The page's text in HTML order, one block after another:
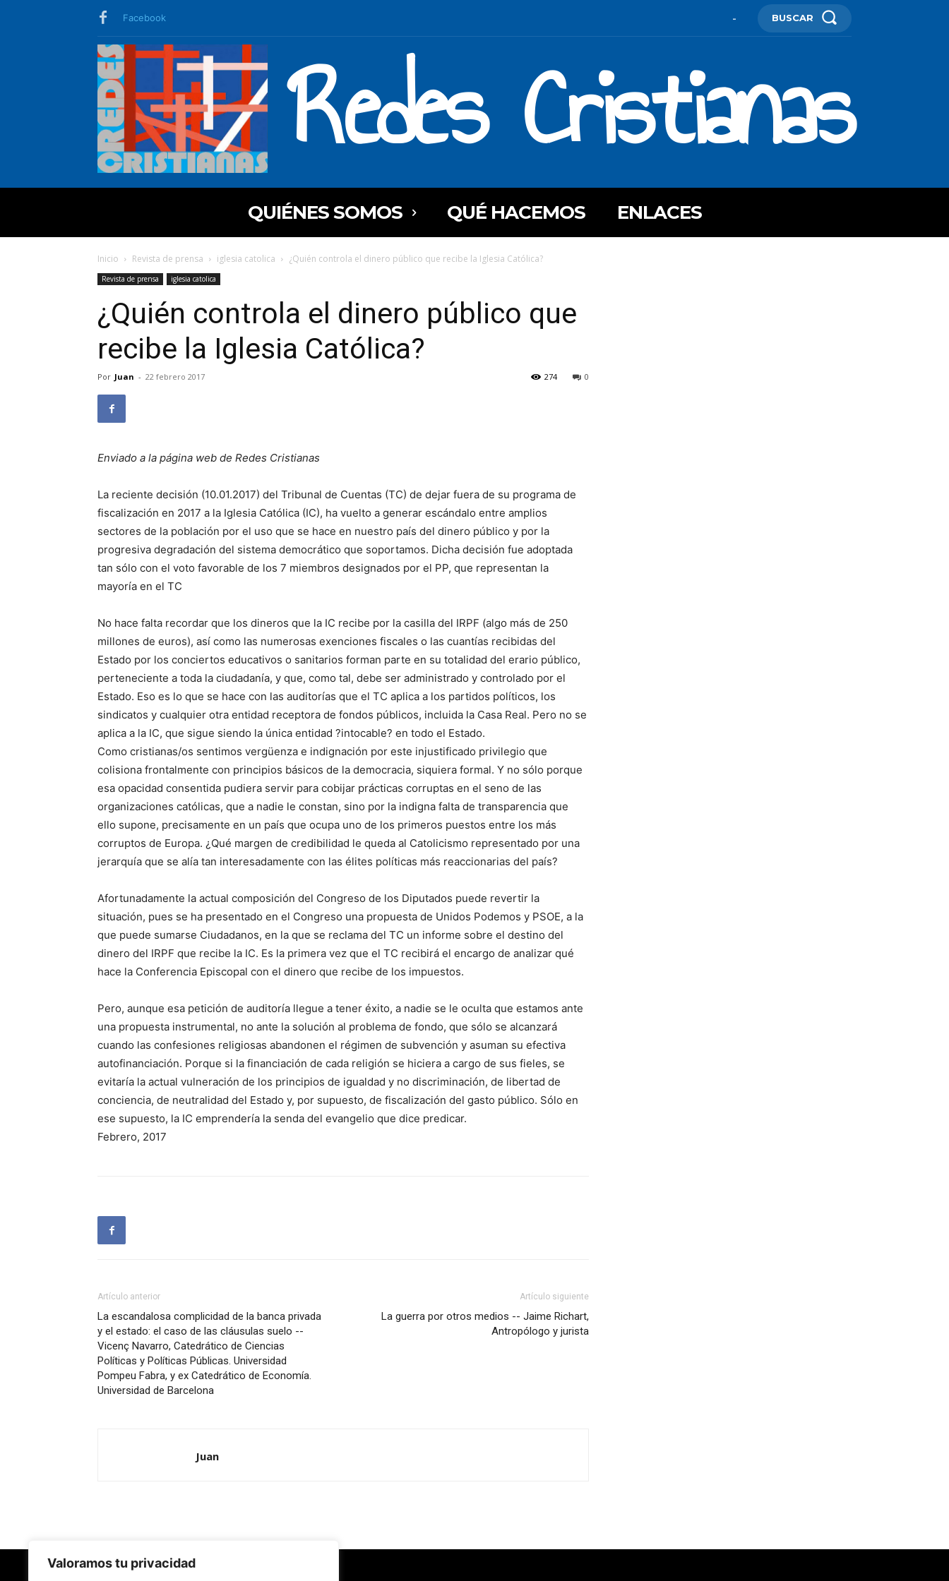
Valoramos tu privacidad
Facebook - BUSCAR
Redes Cristianas
QUIÉNES SOMOS QUÉ HACEMOS ENLACES
Inicio Revista de prensa iglesia catolica ¿Quién controla el dinero público que recibe la Iglesia Católica?
Revista de prensa iglesia catolica
¿Quién controla el dinero público que
recibe la Iglesia Católica?
Por Juan - 22 febrero 2017 0
274
Enviado a la página web de Redes Cristianas
La reciente decisión (10.01.2017) del Tribunal de Cuentas (TC) de dejar fuera de su programa de
fiscalización en 2017 a la Iglesia Católica (IC), ha vuelto a generar escándalo entre amplios
sectores de la población por el uso que se hace en nuestro país del dinero público y por la
progresiva degradación del sistema democrático que soportamos. Dicha decisión fue adoptada
tan sólo con el voto favorable de los 7 miembros designados por el PP, que representan la
mayoría en el TC
No hace falta recordar que los dineros que la IC recibe por la casilla del IRPF (algo más de 250
millones de euros), así como las numerosas exenciones fiscales o las cuantías recibidas del
Estado por los conciertos educativos o sanitarios forman parte en su totalidad del erario público,
perteneciente a toda la ciudadanía, y que, como tal, debe ser administrado y controlado por el
Estado. Eso es lo que se hace con las auditorías que el TC aplica a los partidos políticos, los
sindicatos y cualquier otra entidad receptora de fondos públicos, incluida la Casa Real. Pero no se
aplica a la IC, que sigue siendo la única entidad ?intocable? en todo el Estado.
Como cristianas/os sentimos vergüenza e indignación por este injustificado privilegio que
colisiona frontalmente con principios básicos de la democracia, siquiera formal. Y no sólo porque
esa opacidad consentida pudiera servir para cobijar prácticas corruptas en el seno de las
organizaciones católicas, que a nadie le constan, sino por la indigna falta de transparencia que
ello supone, precisamente en un país que ocupa uno de los primeros puestos entre los más
corruptos de Europa. ¿Qué margen de credibilidad le queda al Catolicismo representado por una
jerarquía que se alía tan interesadamente con las élites políticas más reaccionarias del país?
Afortunadamente la actual composición del Congreso de los Diputados puede revertir la
situación, pues se ha presentado en el Congreso una propuesta de Unidos Podemos y PSOE, a la
que puede sumarse Ciudadanos, en la que se reclama del TC un informe sobre el destino del
dinero del IRPF que recibe la IC. Es la primera vez que el TC recibirá el encargo de analizar qué
hace la Conferencia Episcopal con el dinero que recibe de los impuestos.
Pero, aunque esa petición de auditoría llegue a tener éxito, a nadie se le oculta que estamos ante
una propuesta instrumental, no ante la solución al problema de fondo, que sólo se alcanzará
cuando las confesiones religiosas abandonen el régimen de subvención y asuman su efectiva
autofinanciación. Porque si la financiación de cada religión se hiciera a cargo de sus fieles, se
evitaría la actual vulneración de los principios de igualdad y no discriminación, de libertad de
conciencia, de neutralidad del Estado y, por supuesto, de fiscalización del gasto público. Sólo en
ese supuesto, la IC emprendería la senda del evangelio que dice predicar.
Febrero, 2017
Artículo anterior
La escandalosa complicidad de la banca privada
y el estado: el caso de las cláusulas suelo --
Vicenç Navarro, Catedrático de Ciencias
Políticas y Políticas Públicas. Universidad
Pompeu Fabra, y ex Catedrático de Economía.
Universidad de Barcelona
Artículo siguiente
La guerra por otros medios -- Jaime Richart,
Antropólogo y jurista
Juan